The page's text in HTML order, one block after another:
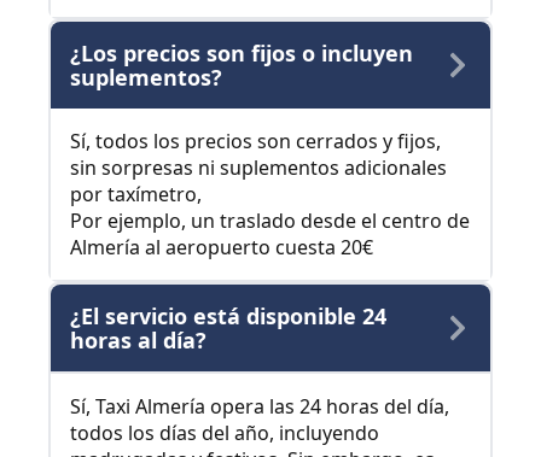
¿Los precios son fijos o incluyen
suplementos?
Sí, todos los precios son cerrados y fijos,
sin sorpresas ni suplementos adicionales
por taxímetro,
Por ejemplo, un traslado desde el centro de
Almería al aeropuerto cuesta 20€
¿El servicio está disponible 24
horas al día?
Sí, Taxi Almería opera las 24 horas del día,
todos los días del año, incluyendo